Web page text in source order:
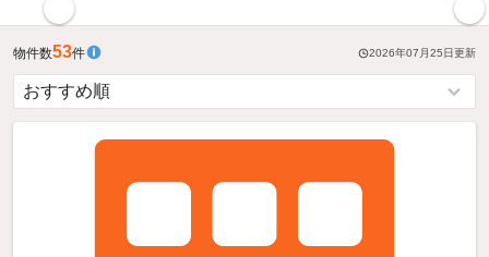
物件数53件 2026年07月25日更新